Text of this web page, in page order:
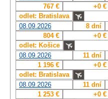
767 €
+0 €
odlet: Bratislava
08.09.2026
8 dní
804 €
+0 €
odlet: Košice
08.09.2026
11 dní
1 196 €
+0 €
odlet: Bratislava
08.09.2026
11 dní
1 253 €
+0 €